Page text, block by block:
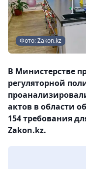
Фото: Zakon.kz
В Министерстве
регуляторной
актов в области
154 требования
Zakon.kz.